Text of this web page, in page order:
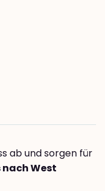
ab und sorgen für
West